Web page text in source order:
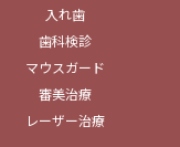
入れ歯
歯科検診
マウスガード
審美治療
レーザー治療